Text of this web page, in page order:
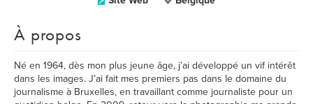
À propos
Né en 1964, dès mon plus jeune âge, j’ai développé un vif intérêt
dans les images. J’ai fait mes premiers pas dans le domaine du
journalisme à Bruxelles, en travaillant comme journaliste pour un